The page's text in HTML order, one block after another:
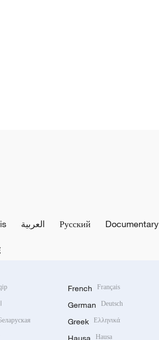
العربية Русский Documentary
French Français
German Deutsch
Greek Ελληνικά
Hausa Hausa